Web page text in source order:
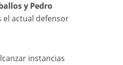
y Pedro
el actual defensor
instancias